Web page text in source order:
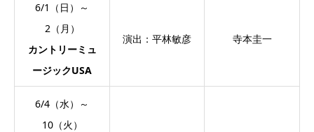
6/1（日）～
2（月）
カントリーミュ
ージックUSA
演出：平林敏彦 寺本圭一
6/4（水）～
10（火）